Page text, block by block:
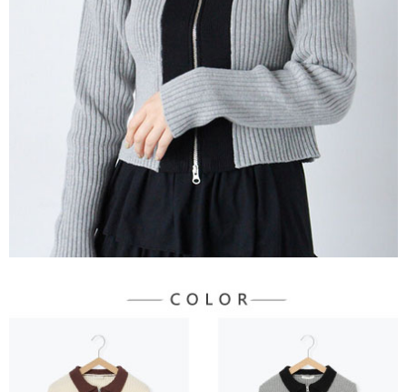
【注意事項】
１．透過由恩沛科技股份有限公司提供之「AFTEE先享後付」服務完成之交
易，需依本服務之必要範圍內提供個人資料，並將交易相關給付款項請求債
權轉讓予恩沛科技股份有限公司。
２．關於個人資料處理事宜，請瀏覽以下網址：
https://aftee.tw/terms/#terms3
３．未成年的使用者請事先徵得法定代理人或監護人之同意方可使用
「AFTEE先享後付」，若未經同意申辦者引起之損失，本公司不負相關責
４．使用「AFTEE先享後付」時，將依據個別帳號之用戶狀況，依本公司即
時審查核予不同之上限額度；若仍有額度不足之情形，本公司將視審查結果
請求用戶進行身份認證。
５．嚴禁一人註冊多個帳號或使用他人資訊註冊。若發現惡意使用之情形，
恩沛科技股份有限公司將有權停止該用戶之使用額度並採取法律行動。
7-11取貨付款
每筆NT$60，滿NT$1,500(含以上)免運費
7-11純取貨
每筆NT$60，滿NT$1,500(含以上)免運費
每筆NT$90，滿NT$1,500(含以上)免運費